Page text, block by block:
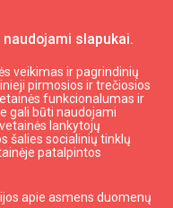
slapukai.
veikimas ir pagrindinių
pirmosios ir trečiosios
funkcionalumas ir
gali būti naudojami
lankytojų
šalies socialinių tinklų
patalpintos
apie asmens duomenų
pasakojimas"